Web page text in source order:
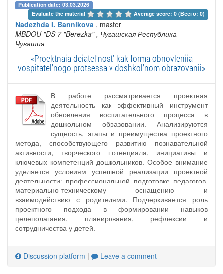
Publication date: 03.03.2026
Evaluate the material
Average score: 0 (Всего: 0)
Nadezhda I. Bannikova , master
MBDOU "DS 7 "Berezka" , Чувашская Республика -
Чувашия
«Proektnaia deiatel'nost' kak forma obnovleniia
vospitatel'nogo protsessa v doshkol'nom obrazovanii»
В работе рассматривается проектная
деятельность как эффективный инструмент
обновления воспитательного процесса в
дошкольном образовании. Анализируются
сущность, этапы и преимущества проектного
метода, способствующего развитию познавательной
активности, творческого потенциала, инициативы и
ключевых компетенций дошкольников. Особое внимание
уделяется условиям успешной реализации проектной
деятельности: профессиональной подготовке педагогов,
материально-техническому оснащению и
взаимодействию с родителями. Подчеркивается роль
проектного подхода в формировании навыков
целеполагания, планирования, рефлексии и
сотрудничества у детей.
Discussion platform | Leave a comment